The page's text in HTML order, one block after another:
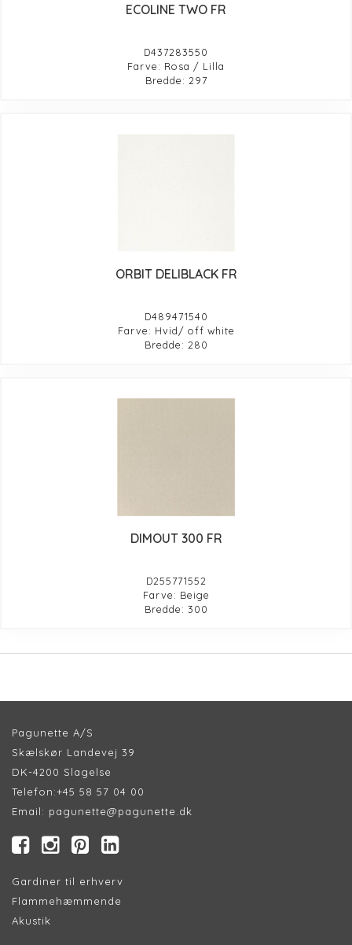
ECOLINE TWO FR
D437283550
Farve: Rosa / Lilla
Bredde: 297
ORBIT DELIBLACK FR
D489471540
Farve: Hvid/ off white
Bredde: 280
DIMOUT 300 FR
D255771552
Farve: Beige
Bredde: 300
Pagunette A/S
Skælskør Landevej 39
DK-4200 Slagelse
Telefon:+45 58 57 04 00
Email: pagunette@pagunette.dk
Gardiner til erhverv
Flammehæmmende
Akustik